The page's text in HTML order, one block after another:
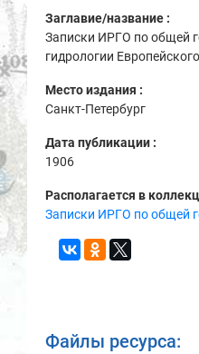
Заглавие/название :
Записки ИРГО по общей
гидрологии
Место издания :
Санкт-Петербург
Дата публикации :
1906
Располагается в
Записки ИРГО по общей
Файлы ресурса: